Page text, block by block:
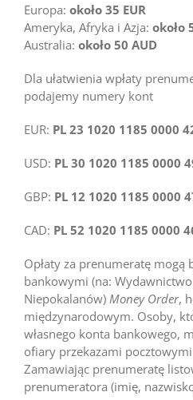
Europa: około 35 EUR
Ameryka, Afryka i Azja: około
Australia: około 50 AUD
Dla ułatwienia wpłaty
podajemy numery kont
EUR: PL 23 1020 1185 0000
USD: PL 30 1020 1185 0000
GBP: PL 12 1020 1185 0000
CAD: PL 52 1020 1185 0000
Opłaty za prenumeratę mogą
bankowymi (na:
Niepokalanów) Money Order,
międzynarodowym. Osoby,
własnego konta bankowego,
ofiary przekazami pocztowymi
Zamawiając prenumeratę
prenumeratora (imię,